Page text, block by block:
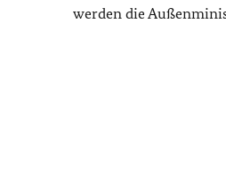
werden die